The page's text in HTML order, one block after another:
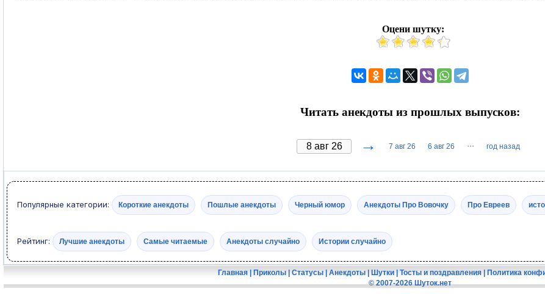
Оцени шутку:
Читать анекдоты из прошлых выпусков:
→ 7 авг 26 6 авг 26 ··· год назад
Популярные категории: Короткие анекдоты Пошлые анекдоты Черный юмор Анекдоты Про Вовочку Про Евреев
Рейтинг: Лучшие анекдоты Самые читаемые Анекдоты случайно Истории случайно
Главная| Приколы| Статусы| Анекдоты| Шутки| Тосты и поздравления| Политика
© 2007-2026 Шуток.нет